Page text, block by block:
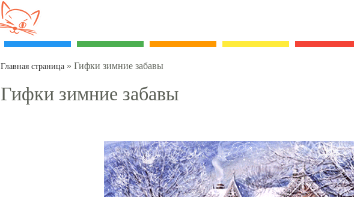
Главная страница » Гифки зимние забавы
Гифки зимние забавы